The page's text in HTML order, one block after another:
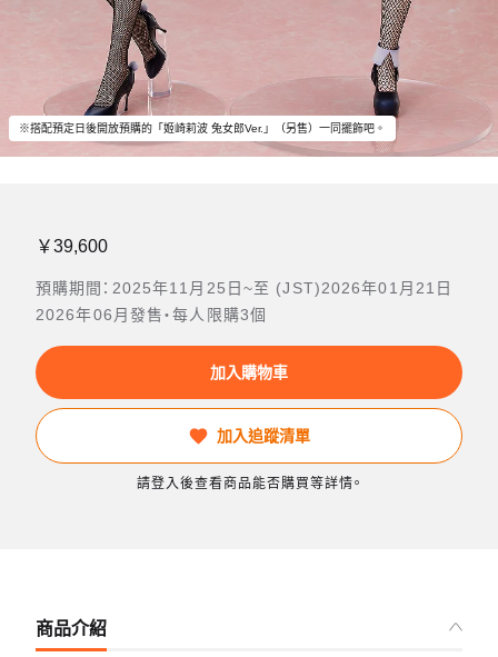
※搭配預定日後開放預購的「姬崎莉波 兔女郎Ver.」（另售）一同擺飾吧。
￥39,600
預購期間：2025年11月25日~至 (JST)2026年01月21日
2026年06月發售・每人限購3個
加入購物車
加入追蹤清單
請登入後查看商品能否購買等詳情。
商品介紹